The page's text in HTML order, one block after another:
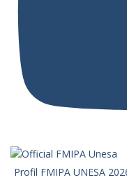
Profil FMIPA UNESA